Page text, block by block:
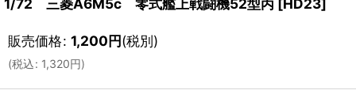
1/72 三菱A6M5c 零式艦上戦闘機52型丙 [HD23]
販売価格: 1,200円(税別)
(税込: 1,320円)